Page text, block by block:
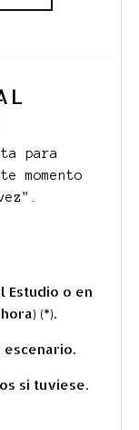
para
momento
Estudio o en
(*).
escenario.
si tuviese.